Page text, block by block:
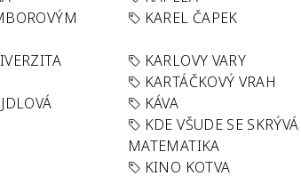
KAREL ČAPEK
KARLOVY VARY
KARTÁČKOVÝ VRAH
KÁVA
KDE VŠUDE SE SKRÝVÁ
MATEMATIKA
KINO KOTVA